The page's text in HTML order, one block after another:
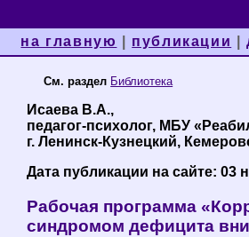
на главную публикации |
См. раздел Библиотека
Исаева В.А.,
педагог-психолог, МБУ
г. Ленинск-Кузнецкий,
Дата публикации на сайте: 03
Рабочая программа
синдромом дефицита